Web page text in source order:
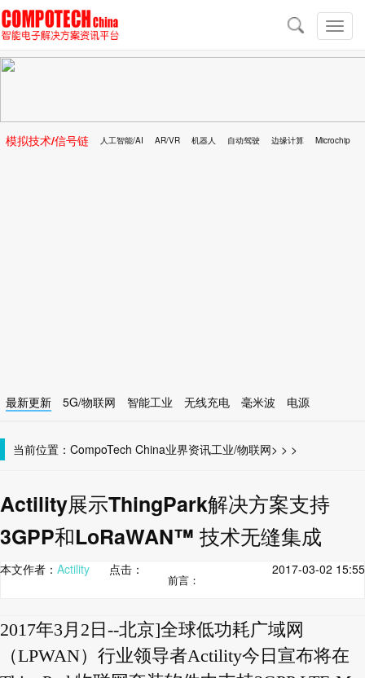
切
换
导
导
航
模拟技术/信号链 人工智能/AI AR/VR 机器人 自动驾驶 边缘计算 Microchip
最新更新 5G/物联网 智能工业 无线充电 毫米波
电源
当前位置： CompoTech China >
业界资讯 >
工业/物联网 >
Actility展示ThingPark解决方案支持
3GPP和LoRaWAN™ 技术无缝集成
本文作者： Actility 点击： 2017-03-02 15:55
前言：
2017年3月2日--北京]全球低功耗广域网
（LPWAN）行业领导者Actility今日宣布将在